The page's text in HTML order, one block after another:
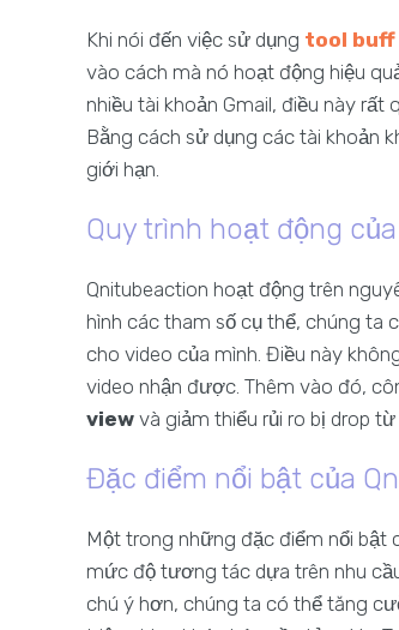
Khi nói đến việc sử dụng tool buff
vào cách mà nó hoạt động hiệu
nhiều tài khoản Gmail, điều này
Bằng cách sử dụng các tài khoản
giới hạn.
Quy trình hoạt động
Qnitubeaction hoạt động trên
hình các tham số cụ thể, chúng ta
cho video của mình. Điều này
video nhận được. Thêm vào đó,
view và giảm thiểu rủi ro bị drop từ
Đặc điểm nổi bật của
Một trong những đặc điểm nổi bật
mức độ tương tác dựa trên nhu
chú ý hơn, chúng ta có thể tăng